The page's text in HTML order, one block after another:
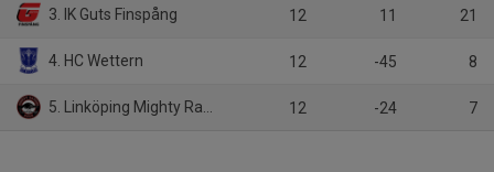
3. IK Guts Finspång 12 11 21
4. HC Wettern 12 -45 8
5. Linköping Mighty Ravens HC 12 -24 7